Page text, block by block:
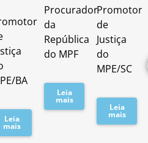
BA
Leia
mais
Procurador
da
República
do MPF
Leia
mais
Promotor
de
Justiça
do
MPE/SC
Leia
mais